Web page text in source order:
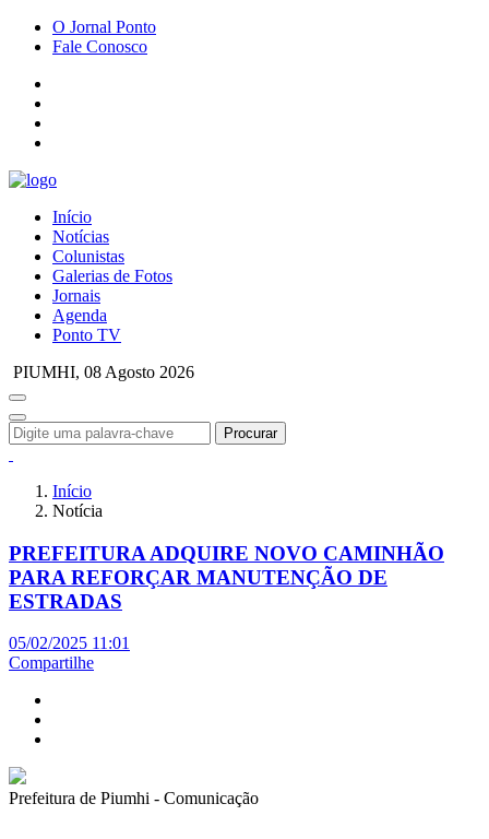
O Jornal Ponto
Fale Conosco
Início
Notícias
Colunistas
Galerias de Fotos
Jornais
Agenda
Ponto TV
PIUMHI, 08 Agosto 2026
Procurar
Início
Notícia
PREFEITURA ADQUIRE NOVO CAMINHÃO
PARA REFORÇAR MANUTENÇÃO DE
ESTRADAS
05/02/2025 11:01
Compartilhe
Prefeitura de Piumhi - Comunicação